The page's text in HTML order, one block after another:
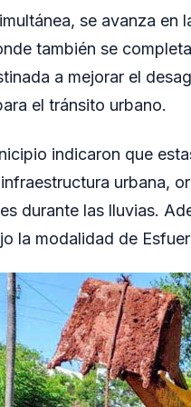
se avanza
también se
a mejorar el
el tránsito urbano.
indicaron que
urbana,
durante las lluvias.
la modalidad de